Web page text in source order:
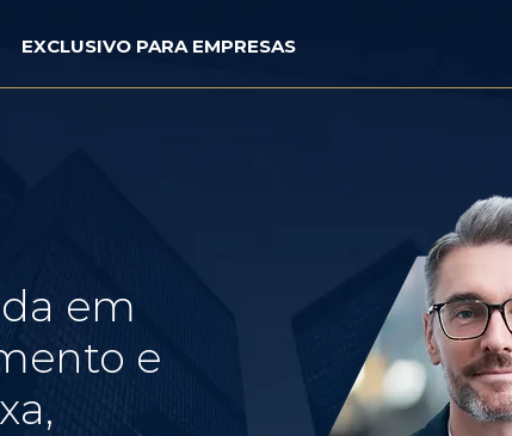
EXCLUSIVO PARA EMPRESAS
em
e